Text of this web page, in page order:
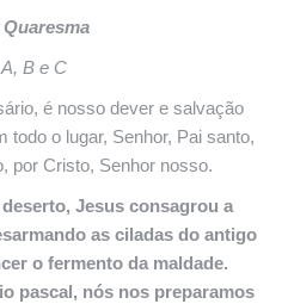
B e C
é nosso dever e salvação
o lugar, Senhor, Pai santo,
por Cristo, Senhor nosso.
Jesus consagrou a
as ciladas do antigo
o fermento da maldade.
pascal, nós nos preparamos